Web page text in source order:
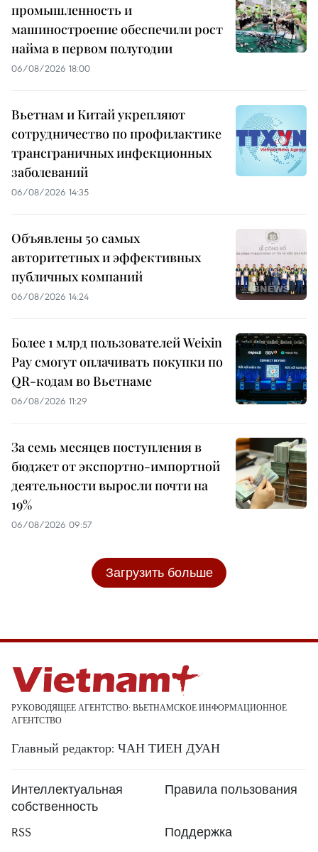
промышленность и
машиностроение обеспечили рост
найма в первом полугодии
06/08/2026 18:00
Вьетнам и Китай укрепляют
сотрудничество по профилактике
трансграничных инфекционных
заболеваний
06/08/2026 14:35
Объявлены 50 самых
авторитетных и эффективных
публичных компаний
06/08/2026 14:24
Более 1 млрд пользователей Weixin
Pay смогут оплачивать покупки по
QR-кодам во Вьетнаме
06/08/2026 11:29
За семь месяцев поступления в
бюджет от экспортно-импортной
деятельности выросли почти на
19%
06/08/2026 09:57
Загрузить больше
РУКОВОДЯЩЕЕ АГЕНТСТВО: ВЬЕТНАМСКОЕ ИНФОРМАЦИОННОЕ
АГЕНТСТВО
Главный редактор: ЧАН ТИЕН ДУАН
Интеллектуальная
собственность
Правила пользования
RSS
Поддержка